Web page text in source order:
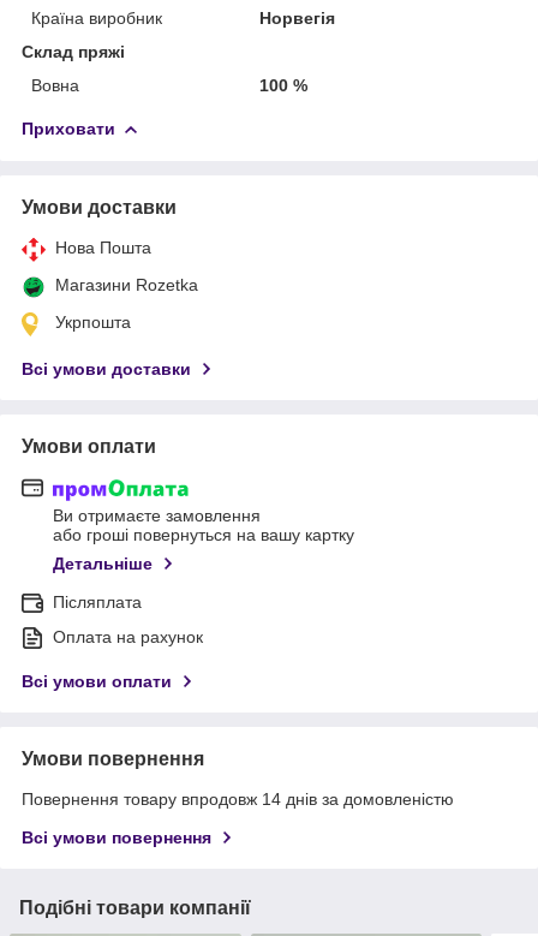
Країна виробник
Норвегія
Склад пряжі
Вовна
100 %
Приховати
Умови доставки
Нова Пошта
Магазини Rozetka
Укрпошта
Всі умови доставки
Умови оплати
Ви отримаєте замовлення
або гроші повернуться на вашу картку
Детальніше
Післяплата
Оплата на рахунок
Всі умови оплати
Умови повернення
Повернення товару впродовж 14 днів за домовленістю
Всі умови повернення
Подібні товари компанії